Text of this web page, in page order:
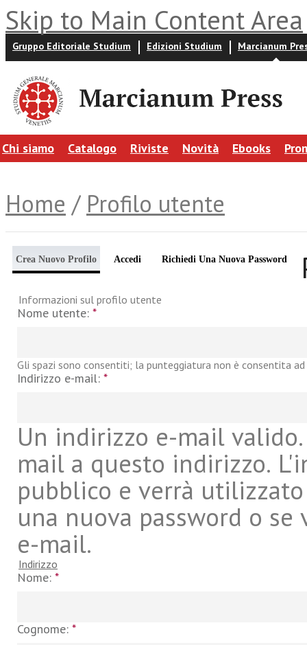
Skip to Main Content Area
Gruppo Editoriale Studium Edizioni Studium Marcianum
Chi siamo Catalogo Riviste Novità Ebooks
Home / Profilo utente
Crea Nuovo Profilo Accedi Richiedi Una Nuova Password
Informazioni sul profilo utente
Nome utente: *
Gli spazi sono consentiti; la punteggiatura non è consentita
Indirizzo e-mail: *
Un indirizzo e-mail
mail a questo indirizzo.
pubblico e verrà
una nuova password o
e-mail.
Indirizzo
Nome: *
Cognome: *